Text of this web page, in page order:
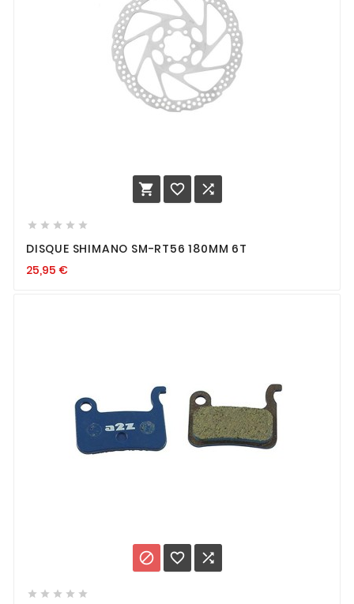
  
    
DISQUE SHIMANO SM-RT56 180MM 6T
25,95 €
  
    